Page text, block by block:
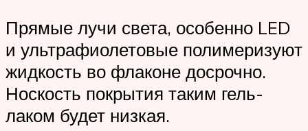
Прямые лучи света, особенно LED
и ультрафиолетовые полимеризуют
жидкость во флаконе досрочно.
Носкость покрытия таким гель-
лаком будет низкая.